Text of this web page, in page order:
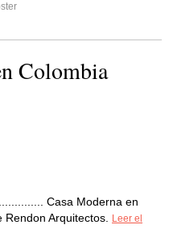
Colombia
Casa Moderna en
Arquitectos.
Leer el